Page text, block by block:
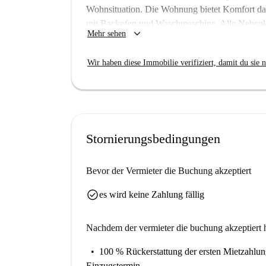
Wohnsituation. Die Wohnung bietet Komfort
mit Backofen und Waschmaschine. Alle
der Miete enthalten. Die Wohnung wurde von
gleichermaßen willkommen.
Piräus ist eine lebendige Stadt, die für ihren
Idryma Aikaterinis Laskaridi laden zu
Mehr sehen keyboard_arrow_down
Wir haben diese Immobilie verifiziert, damit du sie
Stornierungsbedingungen
Bevor der Vermieter die Buchung akzeptiert
check_circlees wird keine Zahlung fällig
Nachdem der vermieter die buchung akzeptiert
100 % Rückerstattung der ersten